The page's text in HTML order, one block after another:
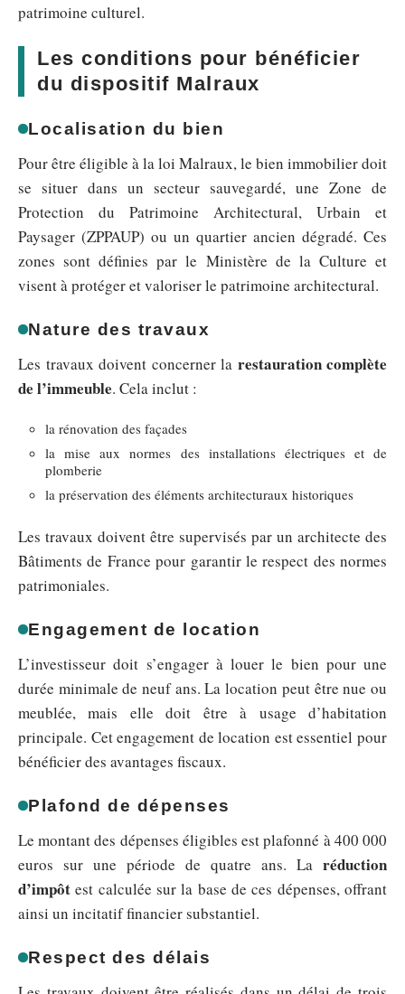
patrimoine culturel.
Les conditions pour bénéficier
du dispositif Malraux
Localisation du bien
Pour être éligible à la loi Malraux, le bien immobilier doit
se situer dans un secteur sauvegardé, une Zone de
Protection du Patrimoine Architectural, Urbain et
Paysager (ZPPAUP) ou un quartier ancien dégradé. Ces
zones sont définies par le Ministère de la Culture et
visent à protéger et valoriser le patrimoine architectural.
Nature des travaux
Les travaux doivent concerner la restauration complète
de l’immeuble. Cela inclut :
la rénovation des façades
la mise aux normes des installations électriques et de
plomberie
la préservation des éléments architecturaux historiques
Les travaux doivent être supervisés par un architecte des
Bâtiments de France pour garantir le respect des normes
patrimoniales.
Engagement de location
L’investisseur doit s’engager à louer le bien pour une
durée minimale de neuf ans. La location peut être nue ou
meublée, mais elle doit être à usage d’habitation
principale. Cet engagement de location est essentiel pour
bénéficier des avantages fiscaux.
Plafond de dépenses
Le montant des dépenses éligibles est plafonné à 400 000
euros sur une période de quatre ans. La réduction
d’impôt est calculée sur la base de ces dépenses, offrant
ainsi un incitatif financier substantiel.
Respect des délais